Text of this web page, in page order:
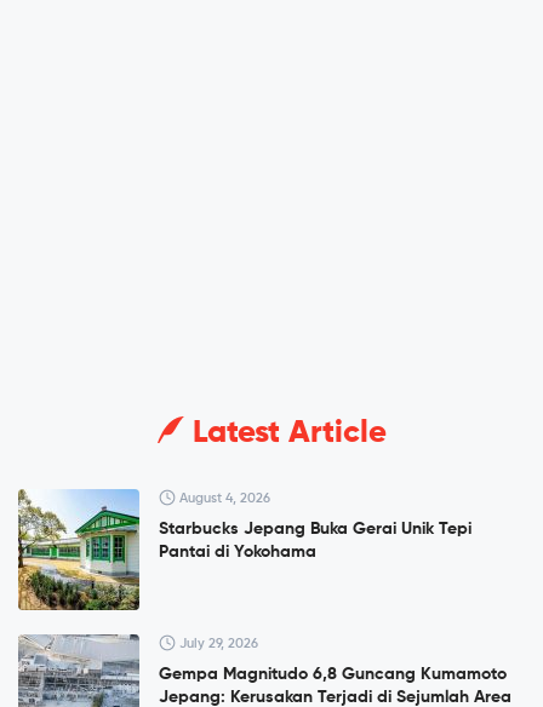
Latest Article
August 4, 2026
Starbucks Jepang Buka Gerai Unik Tepi
Pantai di Yokohama
July 29, 2026
Gempa Magnitudo 6,8 Guncang Kumamoto
Jepang: Kerusakan Terjadi di Sejumlah Area